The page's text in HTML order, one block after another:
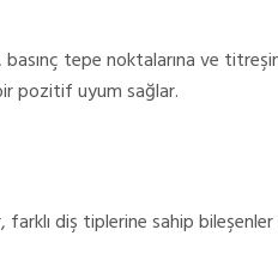
basınç tepe noktalarına ve
pozitif uyum sağlar.
diş tiplerine sahip bileşenler